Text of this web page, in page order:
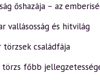
őshazája – az
vallásosság és hitvilág
törzsek családfája
törzs főbb